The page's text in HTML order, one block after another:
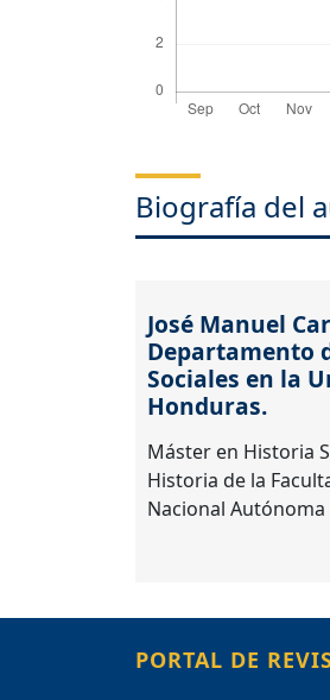
Biografía del
José Manuel
Departamento
Sociales en la
Honduras.
Máster en Historia
Historia de la
Nacional
PORTAL DE